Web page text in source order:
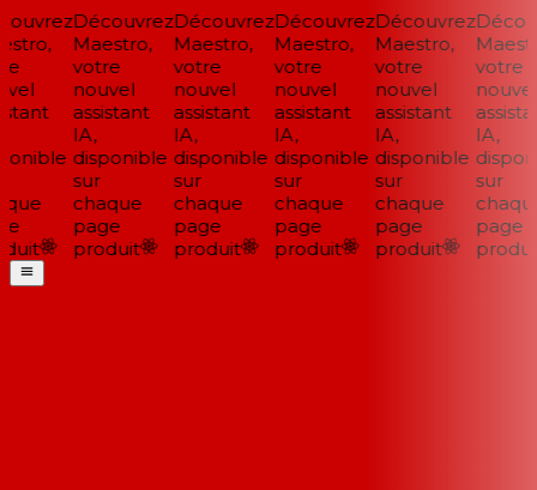
Découvrez
Maestro,
votre
nouvel
assistant
IA,
disponible
sur
chaque
page
produit
Découvrez
Maestro,
votre
nouvel
assistant
IA,
disponible
sur
chaque
page
produit
Découvrez
Maestro,
votre
nouvel
assistant
IA,
disponible
sur
chaque
page
produit
Découvrez
Maestro,
votre
nouvel
assistant
IA,
disponible
sur
chaque
page
produit
votre
nouvel
IA,
sur
chaque
page
produit